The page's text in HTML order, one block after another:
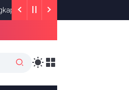
Kepemimpinan: Bekerja, Cintai